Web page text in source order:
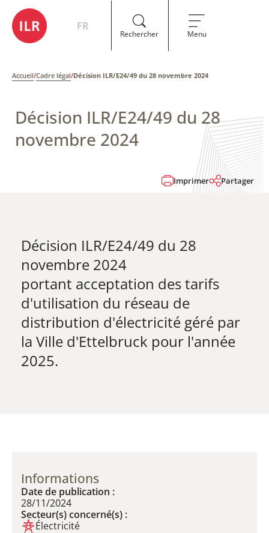
FR
Rechercher Menu
Accueil/Cadre légal/Décision ILR/E24/49 du 28 novembre 2024
Décision ILR/E24/49 du 28
novembre 2024
Imprimer Partager
Décision ILR/E24/49 du 28
novembre 2024
​portant acceptation des tarifs
d'utilisation du réseau de
distribution d'électricité géré par
la Ville d'Ettelbruck pour l'année
2025.
Informations
Date de publication :
28/11/2024
Secteur(s) concerné(s) :
Électricité